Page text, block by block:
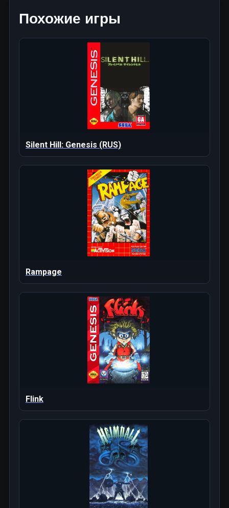
Похожие игры
Silent Hill: Genesis (RUS)
Rampage
Flink